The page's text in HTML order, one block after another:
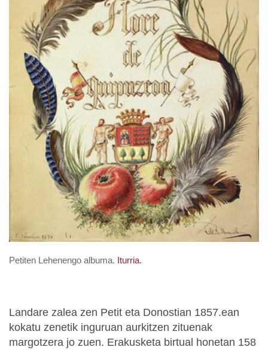
Petiten Lehenengo albuma. Iturria.
Landare zalea zen Petit eta Donostian 1857.ean
kokatu zenetik inguruan aurkitzen zituenak
margotzera jo zuen. Erakusketa birtual honetan 158